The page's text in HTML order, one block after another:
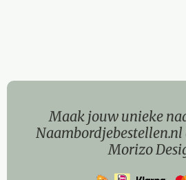
Maak jouw unieke
Morizo